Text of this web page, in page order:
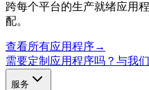
跨每个平台的生产就绪应用
配。
查看所有应用程序→
需要定制应用程序吗？与我
服务